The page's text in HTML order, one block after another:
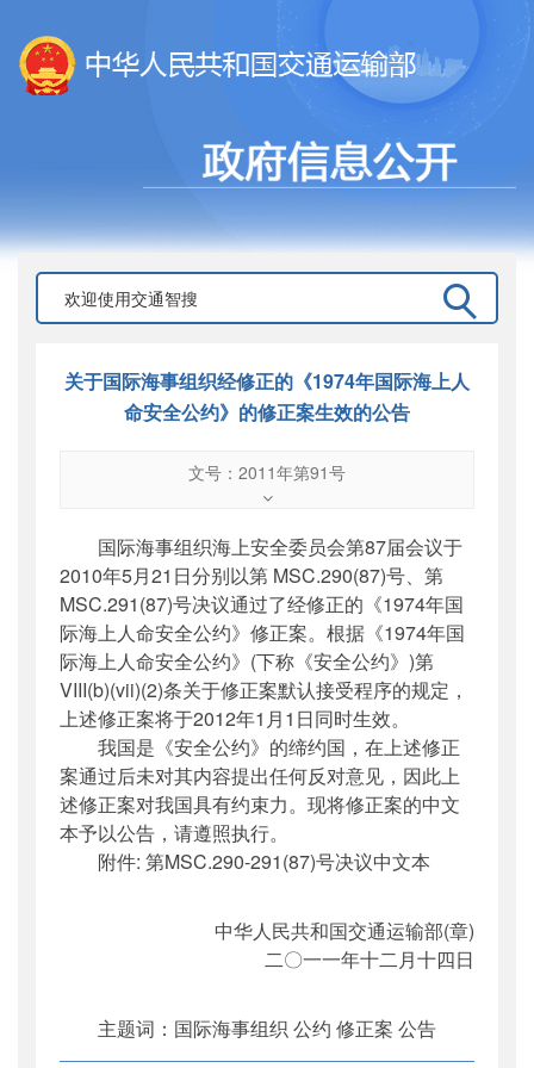
关于国际海事组织经修正的《1974年国际海上人
命安全公约》的修正案生效的公告
文号：2011年第91号
2011年第91号
公开日期：2011年12月16日
主题词 ：国际海事组织;公约;修正案;公告;海上
人...
机构分类：国际合作司
主题分类：其他
公文类型：其他
国际海事组织海上安全委员会第87届会议于
2010年5月21日分别以第 MSC.290(87)号、第
MSC.291(87)号决议通过了经修正的《1974年国
际海上人命安全公约》修正案。根据《1974年国
际海上人命安全公约》(下称《安全公约》)第
VIII(b)(vii)(2)条关于修正案默认接受程序的规定，
上述修正案将于2012年1月1日同时生效。
我国是《安全公约》的缔约国，在上述修正
案通过后未对其内容提出任何反对意见，因此上
述修正案对我国具有约束力。现将修正案的中文
本予以公告，请遵照执行。
附件: 第MSC.290-291(87)号决议中文本
中华人民共和国交通运输部(章)
二〇一一年十二月十四日
主题词：国际海事组织 公约 修正案 公告